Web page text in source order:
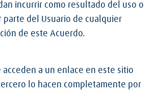
incurrir como resultado del uso o
parte del Usuario de cualquier
de este Acuerdo.
acceden a un enlace en este sitio
lo hacen completamente por